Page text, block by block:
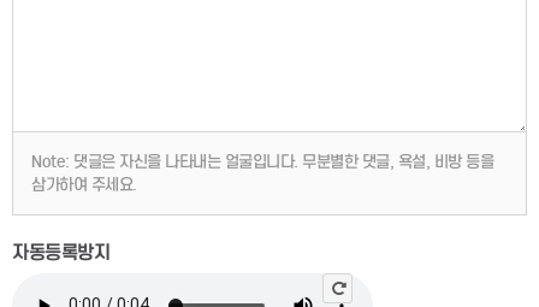
Note: 댓글은 자신을 나타내는 얼굴입니다. 무분별한 댓글, 욕설, 비방 등을
삼가하여 주세요.
자동등록방지